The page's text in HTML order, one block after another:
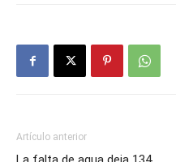
Artículo anterior